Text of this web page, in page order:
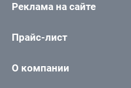
Реклама на сайте
Прайс-лист
О компании